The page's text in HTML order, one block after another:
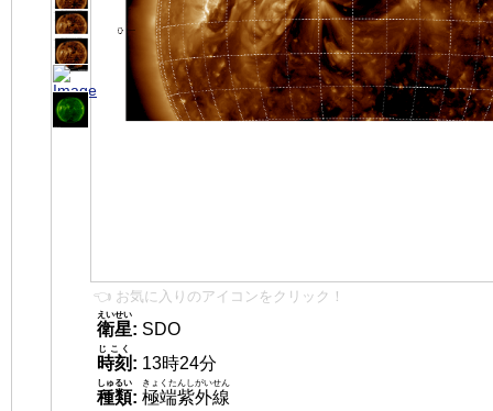
👈 お気に入りのアイコンをクリック！
衛星
えいせい
: SDO
時刻
じこく
: 13時24分
種類
しゅるい
: 極端紫外線
きょくたんしがいせん